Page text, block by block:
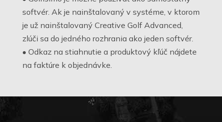
softvér. Ak je nainštalovaný v systéme, v ktorom
je už nainštalovaný Creative Golf Advanced,
zlúči sa do jedného rozhrania ako jeden softvér.
• Odkaz na stiahnutie a produktový kľúč nájdete
na faktúre k objednávke.